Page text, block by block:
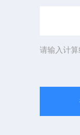
请输入计